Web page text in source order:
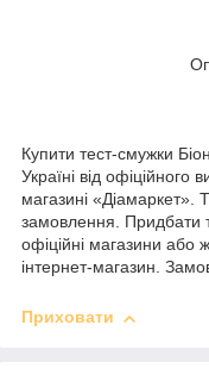
Купити тест-смужки
Україні від офіційного
магазині «Діамаркет».
замовлення. Придбати
офіційні магазини або
інтернет-магазин.
Приховати